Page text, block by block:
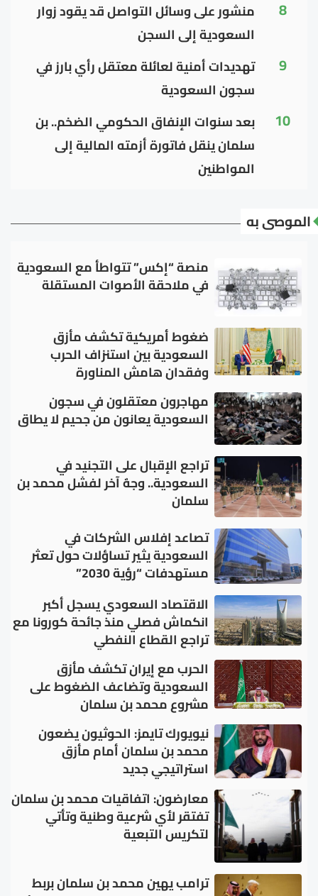
8
منشور على وسائل التواصل قد يقود زوار
السعودية إلى السجن
9
تهديدات أمنية لعائلة معتقل رأي بارز في
سجون السعودية
10
بعد سنوات الإنفاق الحكومي الضخم.. بن
سلمان ينقل فاتورة أزمته المالية إلى
المواطنين
الموصى به
منصة “إكس” تتواطأ مع السعودية
في ملاحقة الأصوات المستقلة
ضغوط أمريكية تكشف مأزق
السعودية بين استنزاف الحرب
وفقدان هامش المناورة
مهاجرون معتقلون في سجون
السعودية يعانون من جحيم لا يطاق
تراجع الإقبال على التجنيد في
السعودية.. وجهٌ آخر لفشل محمد بن
سلمان
تصاعد إفلاس الشركات في
السعودية يثير تساؤلات حول تعثر
مستهدفات “رؤية 2030”
الاقتصاد السعودي يسجل أكبر
انكماش فصلي منذ جائحة كورونا مع
تراجع القطاع النفطي
الحرب مع إيران تكشف مأزق
السعودية وتضاعف الضغوط على
مشروع محمد بن سلمان
نيويورك تايمز: الحوثيون يضعون
محمد بن سلمان أمام مأزق
استراتيجي جديد
معارضون: اتفاقيات محمد بن سلمان
تفتقر لأي شرعية وطنية وتأتي
لتكريس التبعية
ترامب يهين محمد بن سلمان بربط